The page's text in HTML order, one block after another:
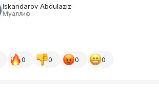
Iskandarov Abdulaziz
Муаллиф
0 0 0 0